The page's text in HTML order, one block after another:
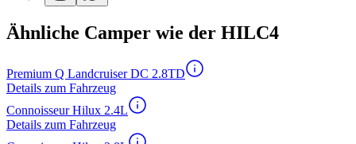
Ähnliche Camper wie der HILC4
Premium Q Landcruiser DC 2.8TD
Details zum Fahrzeug
Connoisseur Hilux 2.4L
Details zum Fahrzeug